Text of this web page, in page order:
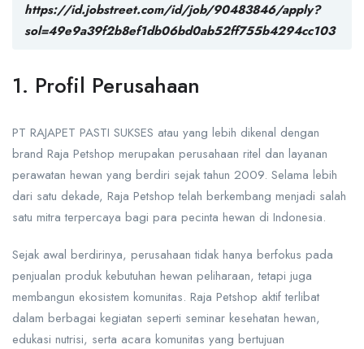
https://id.jobstreet.com/id/job/90483846/apply?
sol=49e9a39f2b8ef1db06bd0ab52ff755b4294cc103
1. Profil Perusahaan
PT RAJAPET PASTI SUKSES atau yang lebih dikenal dengan
brand Raja Petshop merupakan perusahaan ritel dan layanan
perawatan hewan yang berdiri sejak tahun 2009. Selama lebih
dari satu dekade, Raja Petshop telah berkembang menjadi salah
satu mitra terpercaya bagi para pecinta hewan di Indonesia.
Sejak awal berdirinya, perusahaan tidak hanya berfokus pada
penjualan produk kebutuhan hewan peliharaan, tetapi juga
membangun ekosistem komunitas. Raja Petshop aktif terlibat
dalam berbagai kegiatan seperti seminar kesehatan hewan,
edukasi nutrisi, serta acara komunitas yang bertujuan